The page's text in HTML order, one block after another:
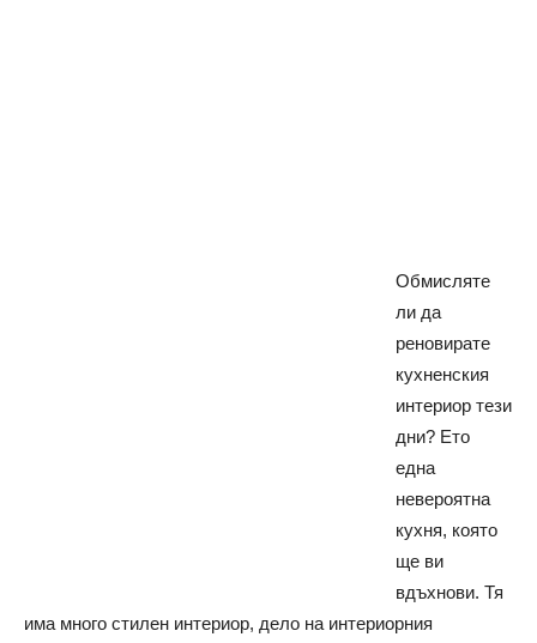
Обмисляте
ли да
реновирате
кухненския
интериор тези
дни? Ето
една
невероятна
кухня, която
ще ви
вдъхнови. Тя
има много стилен интериор, дело на интериорния